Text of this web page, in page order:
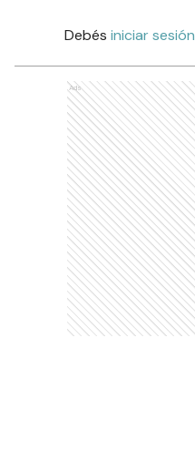
Debés iniciar sesión
Ads